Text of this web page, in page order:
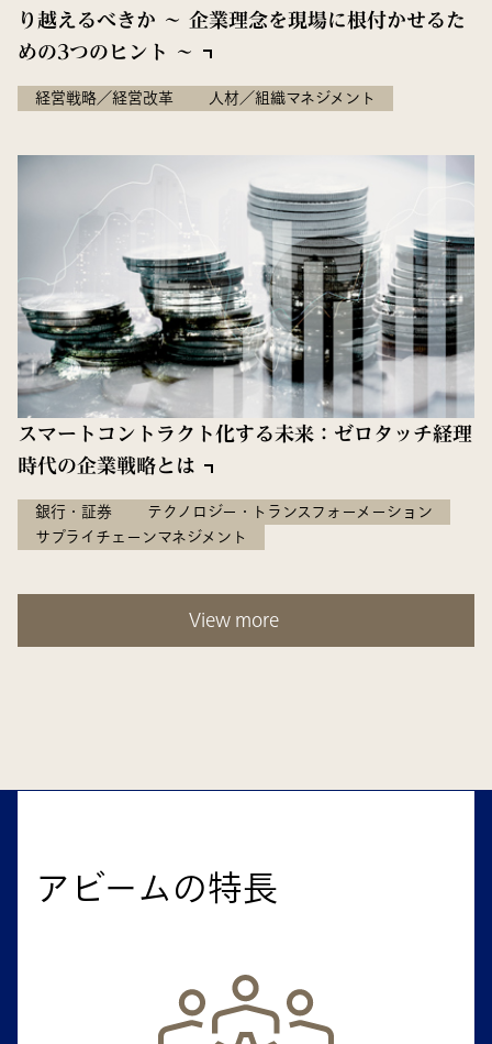
り越えるべきか 〜 企業理念を現場に根付かせるた
めの3つのヒント 〜
経営戦略／経営改革 人材／組織マネジメント
スマートコントラクト化する未来：ゼロタッチ経理
時代の企業戦略とは
銀行・証券
テクノロジー・トランスフォーメーション
サプライチェーンマネジメント
View more
アビームの特長